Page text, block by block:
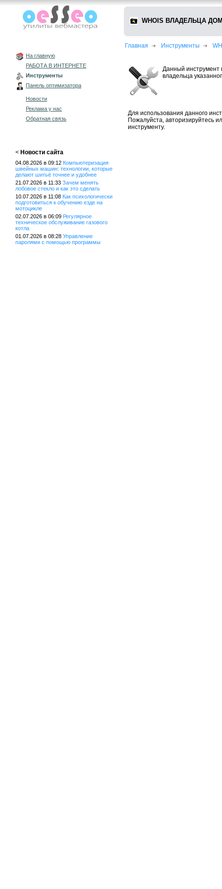
На главную
РАБОТА В ИНТЕРНЕТЕ
Инструменты
Панель оптимизатора
Новости
Реклама у нас
Обратная связь
< Новости сайта
04.08.2026 в 09:12 Компьютеризация
швейных машин: технологии, которые
делают шитьё точнее и удобнее
21.07.2026 в 11:33 Зачем менять
лобовое стекло и как это сделать
10.07.2026 в 11:08 Как психологически
подготовиться к обучению езде на
мотоцикле
02.07.2026 в 06:09 Регулярное
техническое обслуживание газового
котла
01.07.2026 в 08:28 Управление
паролями с помощью программы
WHOIS ВЛАДЕЛЬЦА
Главная Инструменты
Данный инструмент
владельца
Для использования данного
Пожалуйста, авторизируйтесь
инструменту.